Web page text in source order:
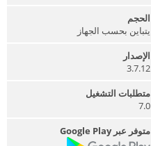
الحجم
يتباين بحسب الجهاز
الإصدار
3.7.12
متطلبات التشغيل
7.0
متوفر عبر Google Play